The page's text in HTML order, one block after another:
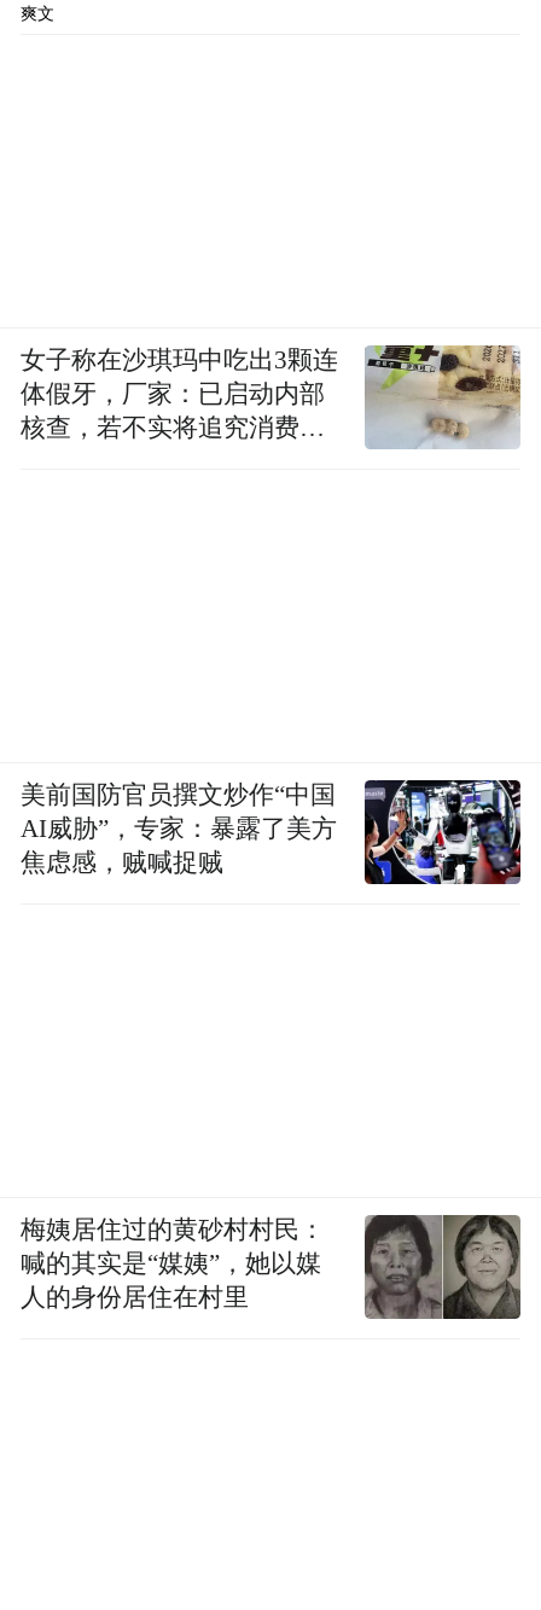
爽文
女子称在沙琪玛中吃出3颗连
体假牙，厂家：已启动内部
核查，若不实将追究消费者
美前国防官员撰文炒作“中国
AI威胁”，专家：暴露了美方
焦虑感，贼喊捉贼
梅姨居住过的黄砂村村民：
喊的其实是“媒姨”，她以媒
人的身份居住在村里